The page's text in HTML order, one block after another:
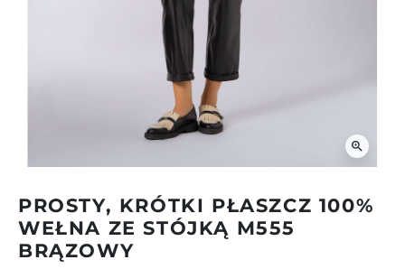
zoom_in
PROSTY, KRÓTKI PŁASZCZ 100%
WEŁNA ZE STÓJKĄ M555
BRĄZOWY